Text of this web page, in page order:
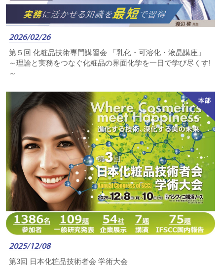
2026/02/26
第５回 化粧品技術専門講習会 「乳化・可溶化・液晶講座」
～理論と実務をつなぐ化粧品の界面化学を一日で学び尽くす!
～
2025/12/08
第3回 日本化粧品技術者会 学術大会